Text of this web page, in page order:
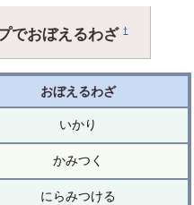
でおぼえるわざ†
おぼえるわざ
いかり
かみつく
にらみつける